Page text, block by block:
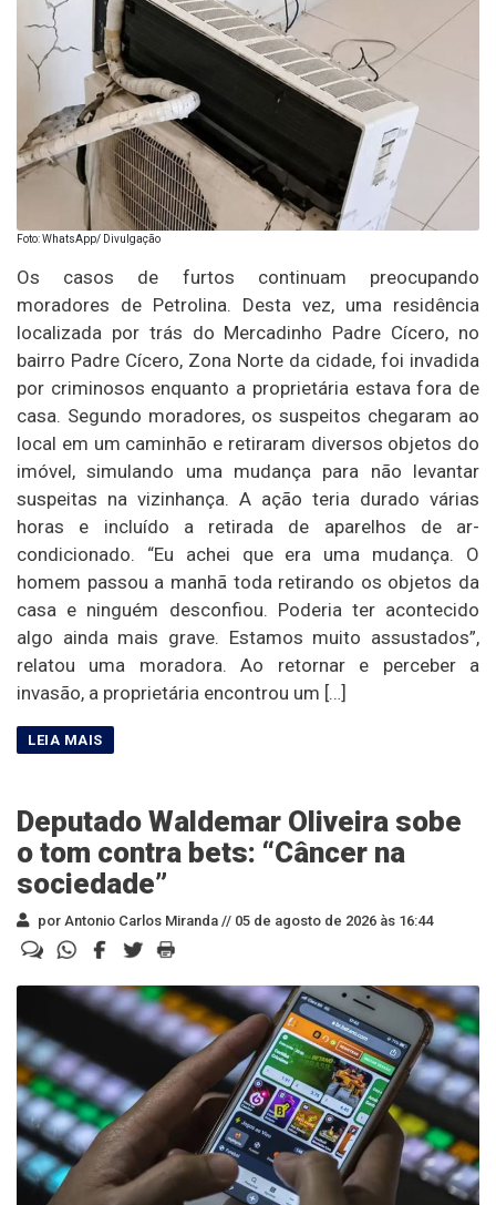
Foto: WhatsApp/ Divulgação
Os casos de furtos continuam preocupando
moradores de Petrolina. Desta vez, uma residência
localizada por trás do Mercadinho Padre Cícero, no
bairro Padre Cícero, Zona Norte da cidade, foi invadida
por criminosos enquanto a proprietária estava fora de
casa. Segundo moradores, os suspeitos chegaram ao
local em um caminhão e retiraram diversos objetos do
imóvel, simulando uma mudança para não levantar
suspeitas na vizinhança. A ação teria durado várias
horas e incluído a retirada de aparelhos de ar-
condicionado. “Eu achei que era uma mudança. O
homem passou a manhã toda retirando os objetos da
casa e ninguém desconfiou. Poderia ter acontecido
algo ainda mais grave. Estamos muito assustados”,
relatou uma moradora. Ao retornar e perceber a
invasão, a proprietária encontrou um […]
Deputado Waldemar Oliveira sobe
o tom contra bets: “Câncer na
sociedade”
por Antonio Carlos Miranda // 05 de agosto de 2026 às 16:44